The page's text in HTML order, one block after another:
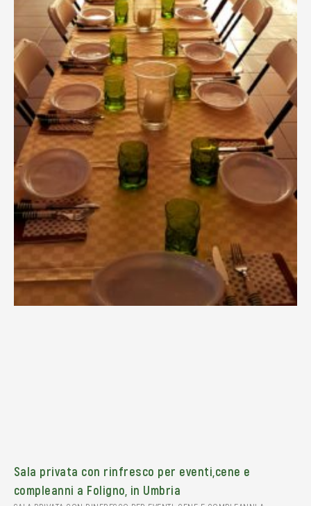
Sala privata con rinfresco per eventi,cene e
compleanni a Foligno, in Umbria